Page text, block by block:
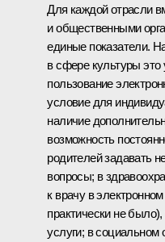
Для каждой отрасли
и общественными
единые показатели.
в сфере культуры это
пользование
условие для
наличие
возможность
родителей задавать
вопросы; в
к врачу в
практически не
услуги; в социальном